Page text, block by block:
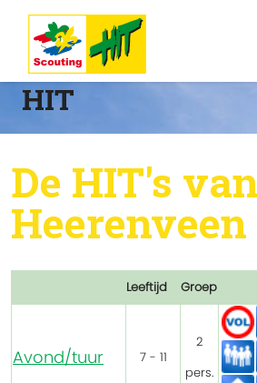
HIT
De HIT's
Leeftijd Groep
Avond/tuur 7 - 11
2
pers.